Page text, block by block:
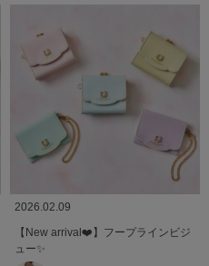
2026.02.09
【New arrival❤️】フープラインビジ
ュー✨